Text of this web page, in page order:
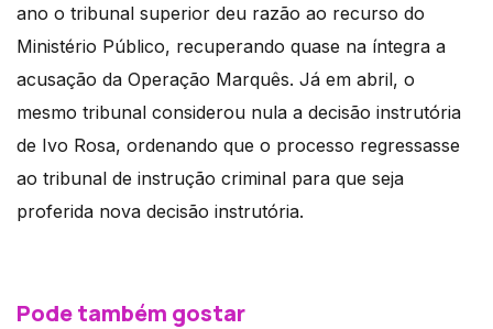
ano o tribunal superior deu razão ao recurso do
Ministério Público, recuperando quase na íntegra a
acusação da Operação Marquês. Já em abril, o
mesmo tribunal considerou nula a decisão instrutória
de Ivo Rosa, ordenando que o processo regressasse
ao tribunal de instrução criminal para que seja
proferida nova decisão instrutória.
Pode também gostar